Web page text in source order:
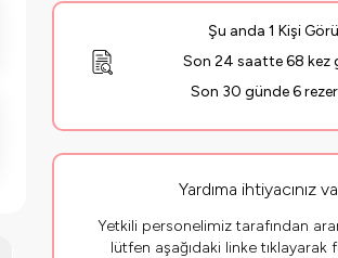
Şu anda 1 Kişi
Son 24 saatte 68 kez
Son 30 günde 6
Yardıma ihtiyacınız
Yetkili personelimiz tarafından
lütfen aşağıdaki linke